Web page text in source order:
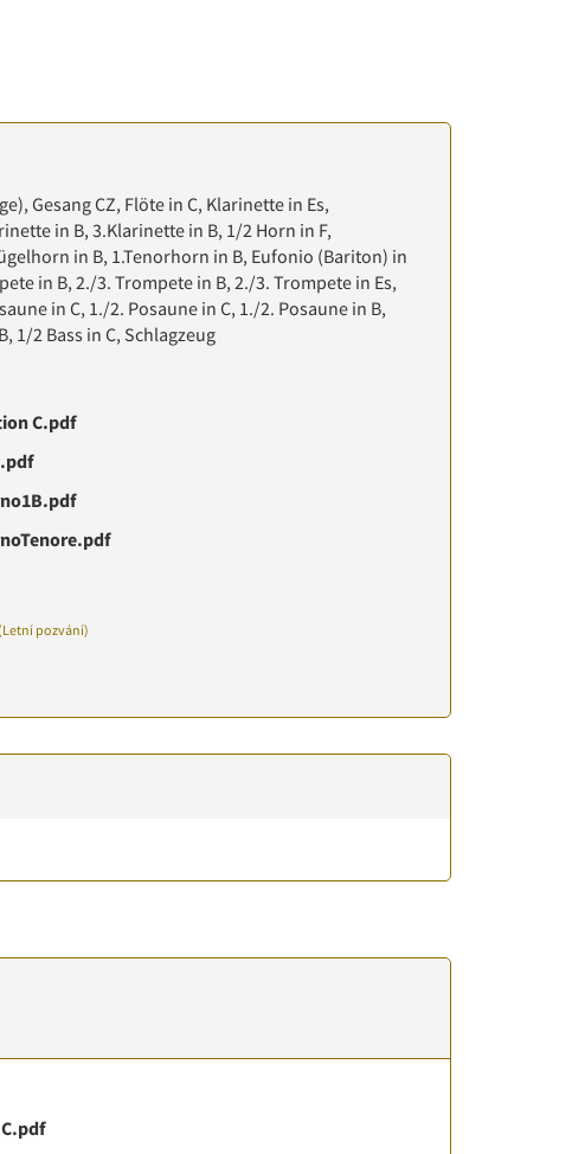
Gesang CZ, Flöte in C, Klarinette in Es,
in B, 3.Klarinette in B, 1/2 Horn in F,
in B, 1.Tenorhorn in B, Eufonio (Bariton) in
in B, 2./3. Trompete in B, 2./3. Trompete in Es,
in C, 1./2. Posaune in C, 1./2. Posaune in B,
1/2 Bass in C, Schlagzeug
C.pdf
(Letní pozvání)